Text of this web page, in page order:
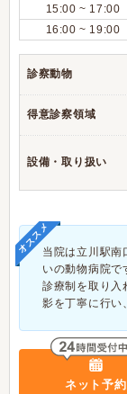
15:00 ~ 17:00
16:00 ~ 19:00
診察動物
得意診察領域
設備・取り扱い
オススメ当院は立川駅南
いの動物病院で
診療制を取り入
影を丁寧に行い
ネット予約